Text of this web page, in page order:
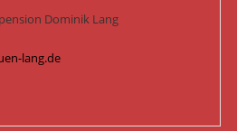
Dominik Lang
lang.de